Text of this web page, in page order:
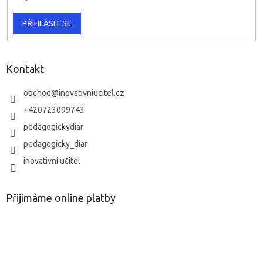
PŘIHLÁSIT SE
Kontakt
obchod@inovativniucitel.cz
+420723099743
pedagogickydiar
pedagogicky_diar
inovativní učitel
Přijímáme online platby